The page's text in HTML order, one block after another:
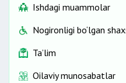
Ishdagi muammolar
Nogironligi bo‘lgan
Ta’lim
Oilaviy munosabatlar